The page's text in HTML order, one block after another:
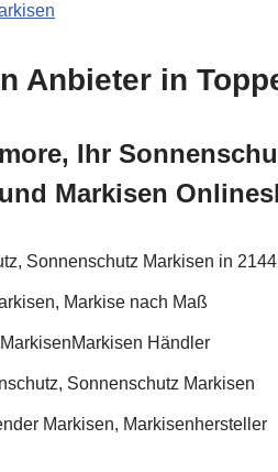
Anbieter in
Ihr
Markisen
Sonnenschutz Markisen in
Markise nach Maß
Händler
Sonnenschutz Markisen
Markisen, Markisenhersteller